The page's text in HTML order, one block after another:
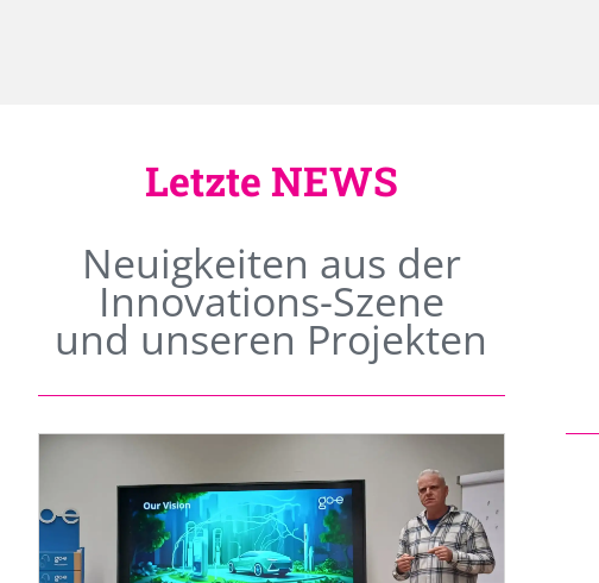
Letzte NEWS
Neuigkeiten aus der
Innovations-Szene
und unseren Projekten